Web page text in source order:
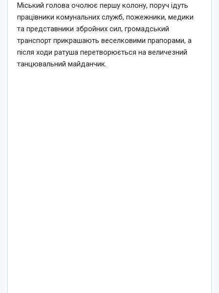
Міський голова очолює першу колону, поруч ідуть
працівники комунальних служб, пожежники, медики
та представники збройних сил, громадський
транспорт прикрашають веселковими прапорами, а
після ходи ратуша перетворюється на величезний
танцювальний майданчик.